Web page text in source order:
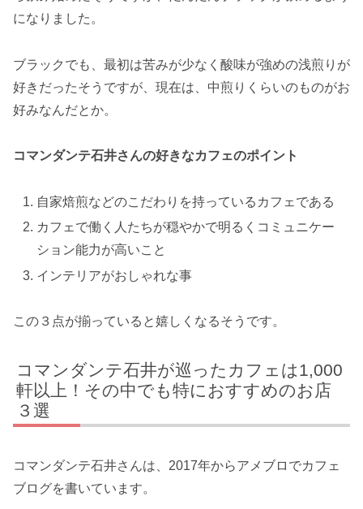
になりました。
ブラックでも、最初は苦みが少なく酸味が強めの浅煎りが
好きだったそうですが、現在は、中煎りくらいのものがお
好みなんだとか。
コマンダンテ石井さんの好きなカフェのポイント
自家焙煎などのこだわりを持っているカフェである
カフェで働く人たちが穏やかで明るくコミュニケー
ション能力が高いこと
インテリアがおしゃれな事
この３点が揃っていると嬉しくなるそうです。
コマンダンテ石井が巡ったカフェは1,000
軒以上！その中でも特におすすめのお店
３選
コマンダンテ石井さんは、2017年からアメブロでカフェ
ブログを書いています。